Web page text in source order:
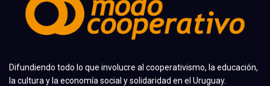
Difundiendo todo lo que involucre al cooperativismo, la educación,
la cultura y la economía social y solidaridad en el Uruguay.